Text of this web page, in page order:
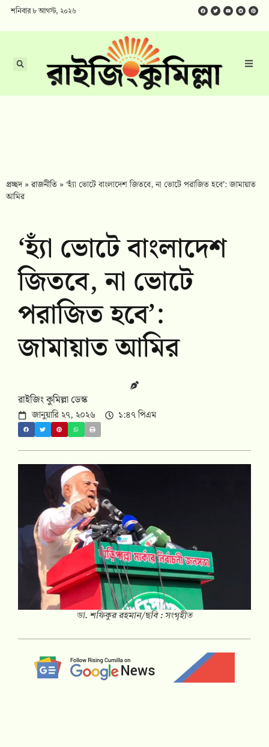
শনিবার ৮ আগস্ট, ২০২৬
প্রচ্ছদ»রাজনীতি »‘হ্যাঁ ভোটে বাংলাদেশ জিতবে, না ভোটে পরাজিত হবে’: জামায়াত
আমির
‘হ্যাঁ ভোটে বাংলাদেশ
জিতবে, না ভোটে
পরাজিত হবে’:
জামায়াত আমির
রাইজিং কুমিল্লা ডেস্ক
জানুয়ারি ২৭, ২০২৬ ১:৪৭ পিএম
ডা. শফিকুর রহমান/ছবি : সংগৃহীত